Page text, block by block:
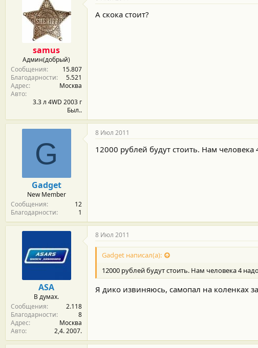
о
д
а
samus
Админ(добрый)
Сообщения
15.807
Благодарности
5.521
Адрес
Москва
Авто
3.3 л 4WD 2003 г
Был..
А скока стоит?
G
Gadget
New Member
Сообщения
12
Благодарности
1
8 Июл 2011
12000 рублей будут стоить. Нам
ASA
В думах.
Сообщения
2.118
Благодарности
8
Адрес
Москва
Авто
2,4. 2007.
8 Июл 2011
Gadget написал(а):
12000 рублей будут стоить. Нам человека 4
Я дико извиняюсь, самопал на коленках